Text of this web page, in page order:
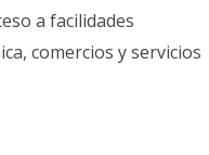
a facilidades
comercios y servicios